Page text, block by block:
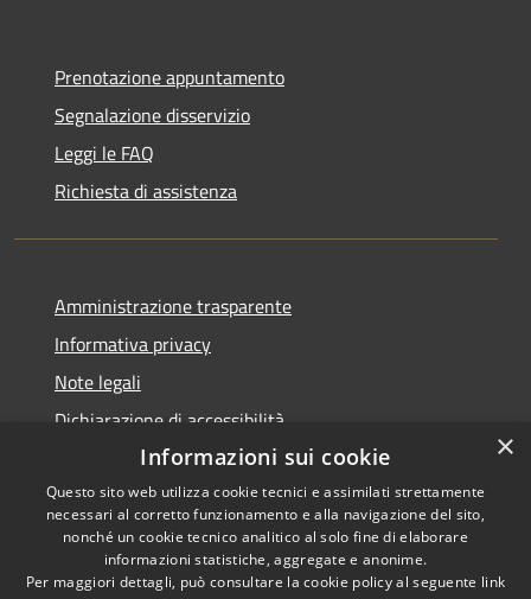
Prenotazione appuntamento
Segnalazione disservizio
Leggi le FAQ
Richiesta di assistenza
Amministrazione trasparente
Informativa privacy
Note legali
Dichiarazione di accessibilità
Accessibilità
Copyright © 2026 • Comune di
Cerreto Guidi • Powered by
×
Informazioni sui cookie
Questo sito web utilizza cookie tecnici e assimilati strettamente
necessari al corretto funzionamento e alla navigazione del sito,
nonché un cookie tecnico analitico al solo fine di elaborare
informazioni statistiche, aggregate e anonime.
Per maggiori dettagli, può consultare la cookie policy al seguente link